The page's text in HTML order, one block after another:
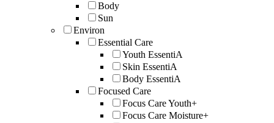
Body
Sun
Environ
Essential Care
Youth EssentiA
Skin EssentiA
Body EssentiA
Focused Care
Focus Care Youth+
Focus Care Moisture+